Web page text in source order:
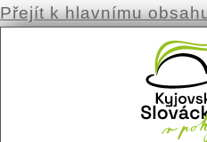
Přejít k hlavnímu